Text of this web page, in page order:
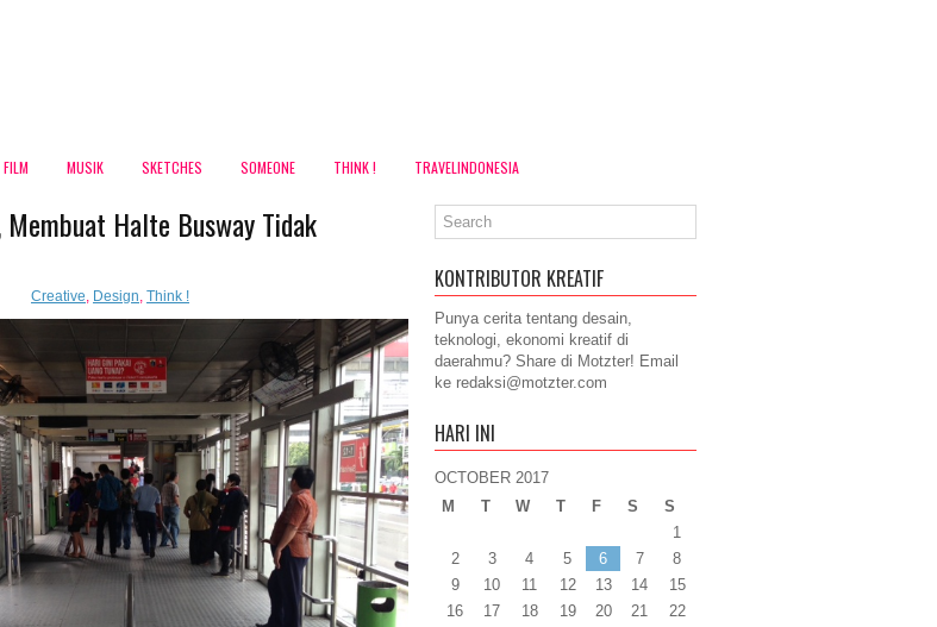
FILM MUSIK SKETCHES SOMEONE THINK ! TRAVELINDONESIA
Membuat Halte Busway Tidak
Creative, Design, Think !
KONTRIBUTOR KREATIF
Punya cerita tentang desain,
teknologi, ekonomi kreatif di
daerahmu? Share di Motzter! Email
ke redaksi@motzter.com
HARI INI
OCTOBER 2017
M
T W T F S S
1
2
3 4 5 6 7
8
9
10 11 12 13 14
15
16
17 18 19 20 21
22